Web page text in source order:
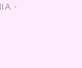
-